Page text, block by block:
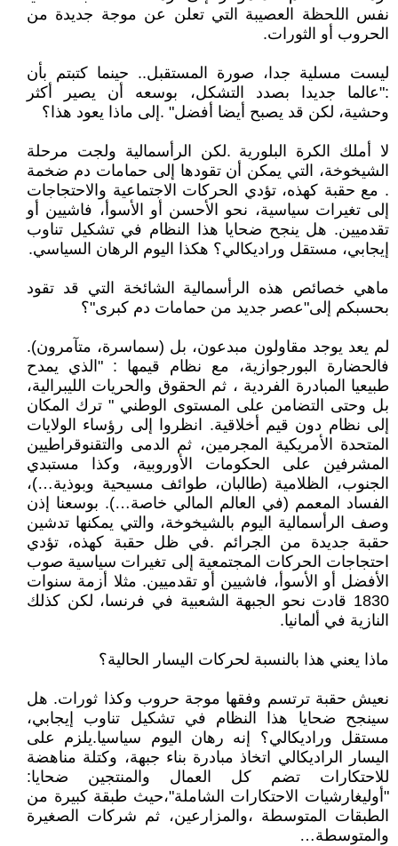
نفس اللحظة العصيبة التي تعلن عن موجة جديدة من
الحروب أو الثورات.
ليست مسلية جدا، صورة المستقبل.. حينما كتبتم بأن
:"عالما جديدا بصدد التشكل، بوسعه أن يصير أكثر
وحشية، لكن قد يصبح أيضا أفضل" .إلى ماذا يعود هذا؟
لا أملك الكرة البلورية .لكن الرأسمالية ولجت مرحلة
الشيخوخة، التي يمكن أن تقودها إلى حمامات دم ضخمة
. مع حقبة كهذه، تؤدي الحركات الاجتماعية والاحتجاجات
إلى تغيرات سياسية، نحو الأحسن أو الأسوأ، فاشيين أو
تقدميين. هل ينجح ضحايا هذا النظام في تشكيل تناوب
إيجابي، مستقل وراديكالي؟ هكذا اليوم الرهان السياسي.
ماهي خصائص هذه الرأسمالية الشائخة التي قد تقود
بحسبكم إلى"عصر جديد من حمامات دم كبرى"؟
لم يعد يوجد مقاولون مبدعون، بل (سماسرة، متآمرون).
فالحضارة البورجوازية، مع نظام قيمها : "الذي يمدح
طبيعيا المبادرة الفردية ، ثم الحقوق والحريات الليبرالية،
بل وحتى التضامن على المستوى الوطني " ترك المكان
إلى نظام دون قيم أخلاقية. انظروا إلى رؤساء الولايات
المتحدة الأمريكية المجرمين، ثم الدمى والتقنوقراطيين
المشرفين على الحكومات الأوروبية، وكذا مستبدي
الجنوب، الظلامية (طالبان، طوائف مسيحية وبوذية…)،
الفساد المعمم (في العالم المالي خاصة…). بوسعنا إذن
وصف الرأسمالية اليوم بالشيخوخة، والتي يمكنها تدشين
حقبة جديدة من الجرائم .في ظل حقبة كهذه، تؤدي
احتجاجات الحركات المجتمعية إلى تغيرات سياسية صوب
الأفضل أو الأسوأ، فاشيين أو تقدميين. مثلا أزمة سنوات
1830 قادت نحو الجبهة الشعبية في فرنسا، لكن كذلك
النازية في ألمانيا.
ماذا يعني هذا بالنسبة لحركات اليسار الحالية؟
نعيش حقبة ترتسم وفقها موجة حروب وكذا ثورات. هل
سينجح ضحايا هذا النظام في تشكيل تناوب إيجابي،
مستقل وراديكالي؟ إنه رهان اليوم سياسيا.يلزم على
اليسار الراديكالي اتخاذ مبادرة بناء جبهة، وكتلة مناهضة
للاحتكارات تضم كل العمال والمنتجين ضحايا:
"أوليغارشيات الاحتكارات الشاملة"،حيث طبقة كبيرة من
الطبقات المتوسطة ،والمزارعين، ثم شركات الصغيرة
والمتوسطة…